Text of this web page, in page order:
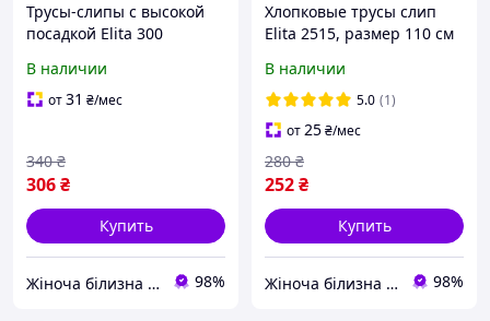
Трусы-слипы с высокой
посадкой Elita 300
В наличии
от31 ₴/мес
306₴
340 ₴
Купить
Жіноча білизна "Lingerie-opt" 98%
Хлопковые трусы слип
Elita 2515, размер 110 см
В наличии
5.0 (1)
от25₴/мес
252₴
280 ₴
Купить
Жіноча білизна "Lingerie-opt" 98%